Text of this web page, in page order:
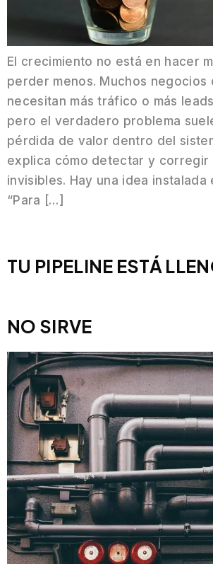
El crecimiento no está en hacer
perder menos. Muchos negocios
necesitan más tráfico o más
pero el verdadero problema
pérdida de valor dentro del
explica cómo detectar y corregir
invisibles. Hay una idea instalada
“Para […]
TU PIPELINE ESTÁ
NO SIRVE